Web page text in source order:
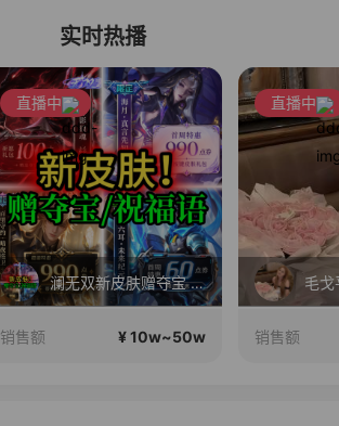
实时热播
直播中
澜无双新皮肤赠夺宝 海月\守约\六耳新皮肤赠祝福语 苏打锋王者小店
销售额 ¥ 10w~50w
直播中
销售额